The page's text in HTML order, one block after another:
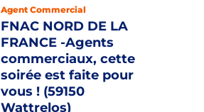
Agent Commercial
FNAC NORD DE LA
FRANCE -Agents
commerciaux, cette
soirée est faite pour
vous ! (59150
Wattrelos)